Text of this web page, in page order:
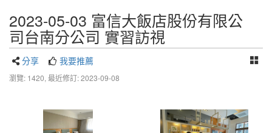
2023-05-03 富信大飯店股份有限公
司台南分公司 實習訪視
分享 我要推薦
瀏覽: 1420, 最近修訂: 2023-09-08